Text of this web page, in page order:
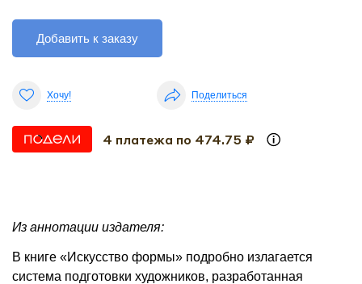
Добавить к заказу
Хочу! Поделиться
4 платежа по 474.75 ₽
Из аннотации издателя:
В книге «Искусство формы» подробно излагается
система подготовки художников, разработанная